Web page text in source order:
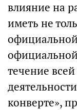
влияние на
иметь не
течение
конверте»,